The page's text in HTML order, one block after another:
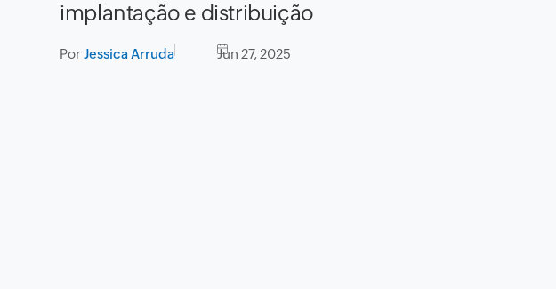
implantação e distribuição
PorJessica Arruda Jun 27, 2025